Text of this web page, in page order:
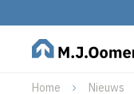
Home
Nieuws